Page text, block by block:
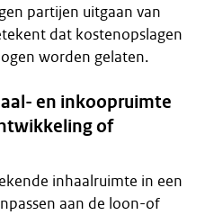
partijen uitgaan van
dat kostenopslagen
worden gelaten.
en inkoopruimte
of
inhaalruimte in een
aan de loon-of